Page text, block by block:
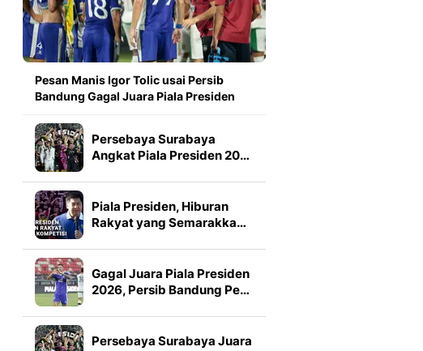
Pesan Manis Igor Tolic usai Persib
Bandung Gagal Juara Piala Presiden
Persebaya Surabaya
Angkat Piala Presiden 20…
Piala Presiden, Hiburan
Rakyat yang Semarakka…
Gagal Juara Piala Presiden
2026, Persib Bandung Pe…
Persebaya Surabaya Juara